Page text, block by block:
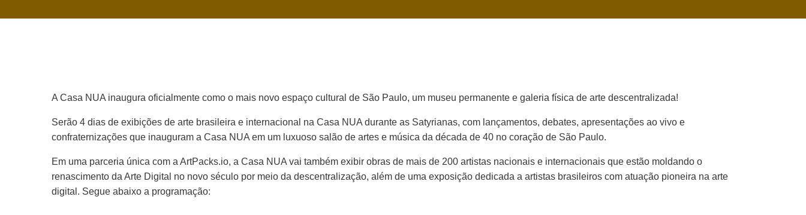
A Casa NUA inaugura oficialmente como o mais novo espaço cultural de São Paulo, um museu permanente e galeria física de arte descentralizada!
Serão 4 dias de exibições de arte brasileira e internacional na Casa NUA durante as Satyrianas, com lançamentos, debates, apresentações ao vivo e
confraternizações que inauguram a Casa NUA em um luxuoso salão de artes e música da década de 40 no coração de São Paulo.
Em uma parceria única com a ArtPacks.io, a Casa NUA vai também exibir obras de mais de 200 artistas nacionais e internacionais que estão moldando o
renascimento da Arte Digital no novo século por meio da descentralização, além de uma exposição dedicada a artistas brasileiros com atuação pioneira na arte
digital. Segue abaixo a programação: